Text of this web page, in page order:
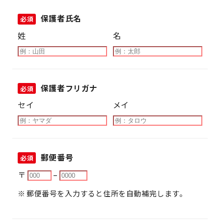
必須
保護者氏名
姓
名
必須
保護者フリガナ
セイ
メイ
必須
郵便番号
〒
–
郵便番号を入力すると住所を自動補完します。